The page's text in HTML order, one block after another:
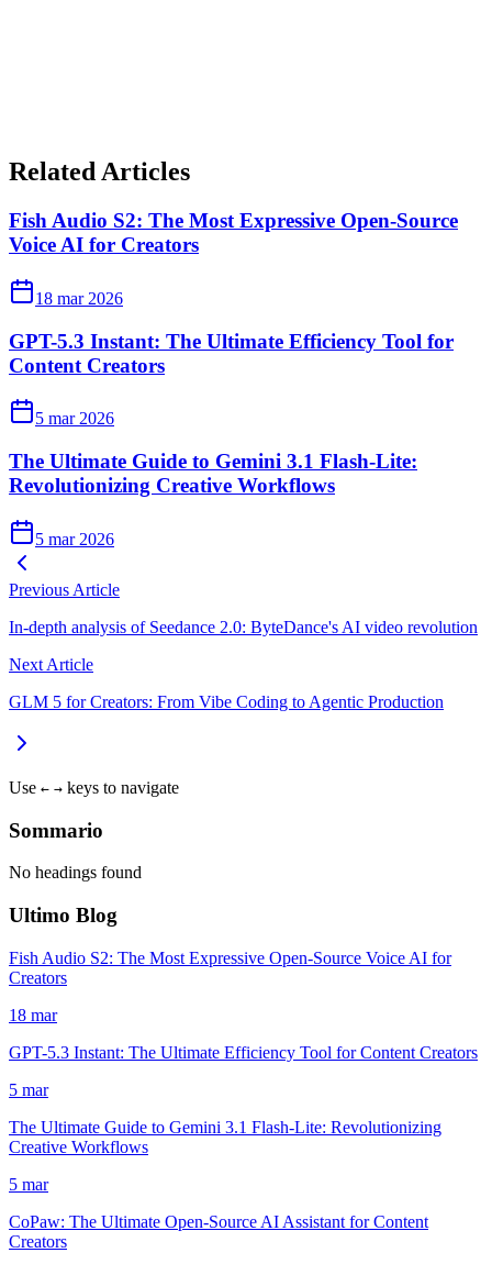
Related Articles
Fish Audio S2: The Most Expressive Open-Source
Voice AI for Creators
18 mar 2026
GPT-5.3 Instant: The Ultimate Efficiency Tool for
Content Creators
5 mar 2026
The Ultimate Guide to Gemini 3.1 Flash-Lite:
Revolutionizing Creative Workflows
5 mar 2026
Previous Article
In-depth analysis of Seedance 2.0: ByteDance's AI video revolution
Next Article
GLM 5 for Creators: From Vibe Coding to Agentic Production
Use ← → keys to navigate
Sommario
No headings found
Ultimo Blog
Fish Audio S2: The Most Expressive Open-Source Voice AI for
Creators
18 mar
GPT-5.3 Instant: The Ultimate Efficiency Tool for Content Creators
5 mar
The Ultimate Guide to Gemini 3.1 Flash-Lite: Revolutionizing
Creative Workflows
5 mar
CoPaw: The Ultimate Open-Source AI Assistant for Content
Creators